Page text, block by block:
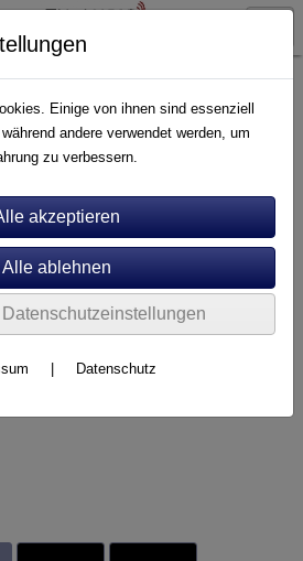
Einige von ihnen sind essenziell
andere verwendet werden, um
zu verbessern.
Datenschutzeinstellungen
Datenschutz